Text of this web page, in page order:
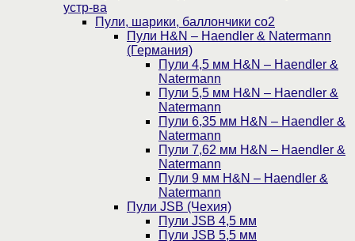
устр-ва
Пули, шарики, баллончики со2
Пули H&N – Haendler & Natermann
(Германия)
Пули 4,5 мм H&N – Haendler &
Natermann
Пули 5,5 мм H&N – Haendler &
Natermann
Пули 6,35 мм H&N – Haendler &
Natermann
Пули 7,62 мм H&N – Haendler &
Natermann
Пули 9 мм H&N – Haendler &
Natermann
Пули JSB (Чехия)
Пули JSB 4,5 мм
Пули JSB 5,5 мм